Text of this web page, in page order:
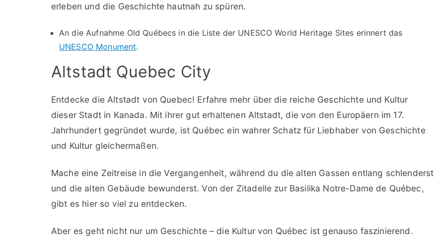
erleben und die Geschichte hautnah zu spüren.
An die Aufnahme Old Québecs in die Liste der UNESCO World Heritage Sites erinnert das
UNESCO Monument.
Altstadt Quebec City
Entdecke die Altstadt von Quebec! Erfahre mehr über die reiche Geschichte und Kultur
dieser Stadt in Kanada. Mit ihrer gut erhaltenen Altstadt, die von den Europäern im 17.
Jahrhundert gegründet wurde, ist Québec ein wahrer Schatz für Liebhaber von Geschichte
und Kultur gleichermaßen.
Mache eine Zeitreise in die Vergangenheit, während du die alten Gassen entlang schlenderst
und die alten Gebäude bewunderst. Von der Zitadelle zur Basilika Notre-Dame de Québec,
gibt es hier so viel zu entdecken.
Aber es geht nicht nur um Geschichte – die Kultur von Québec ist genauso faszinierend.